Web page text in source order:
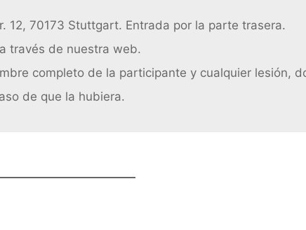
12, 70173 Stuttgart. Entrada por la parte trasera.
través de nuestra web.
completo de la participante y cualquier lesión,
de que la hubiera.